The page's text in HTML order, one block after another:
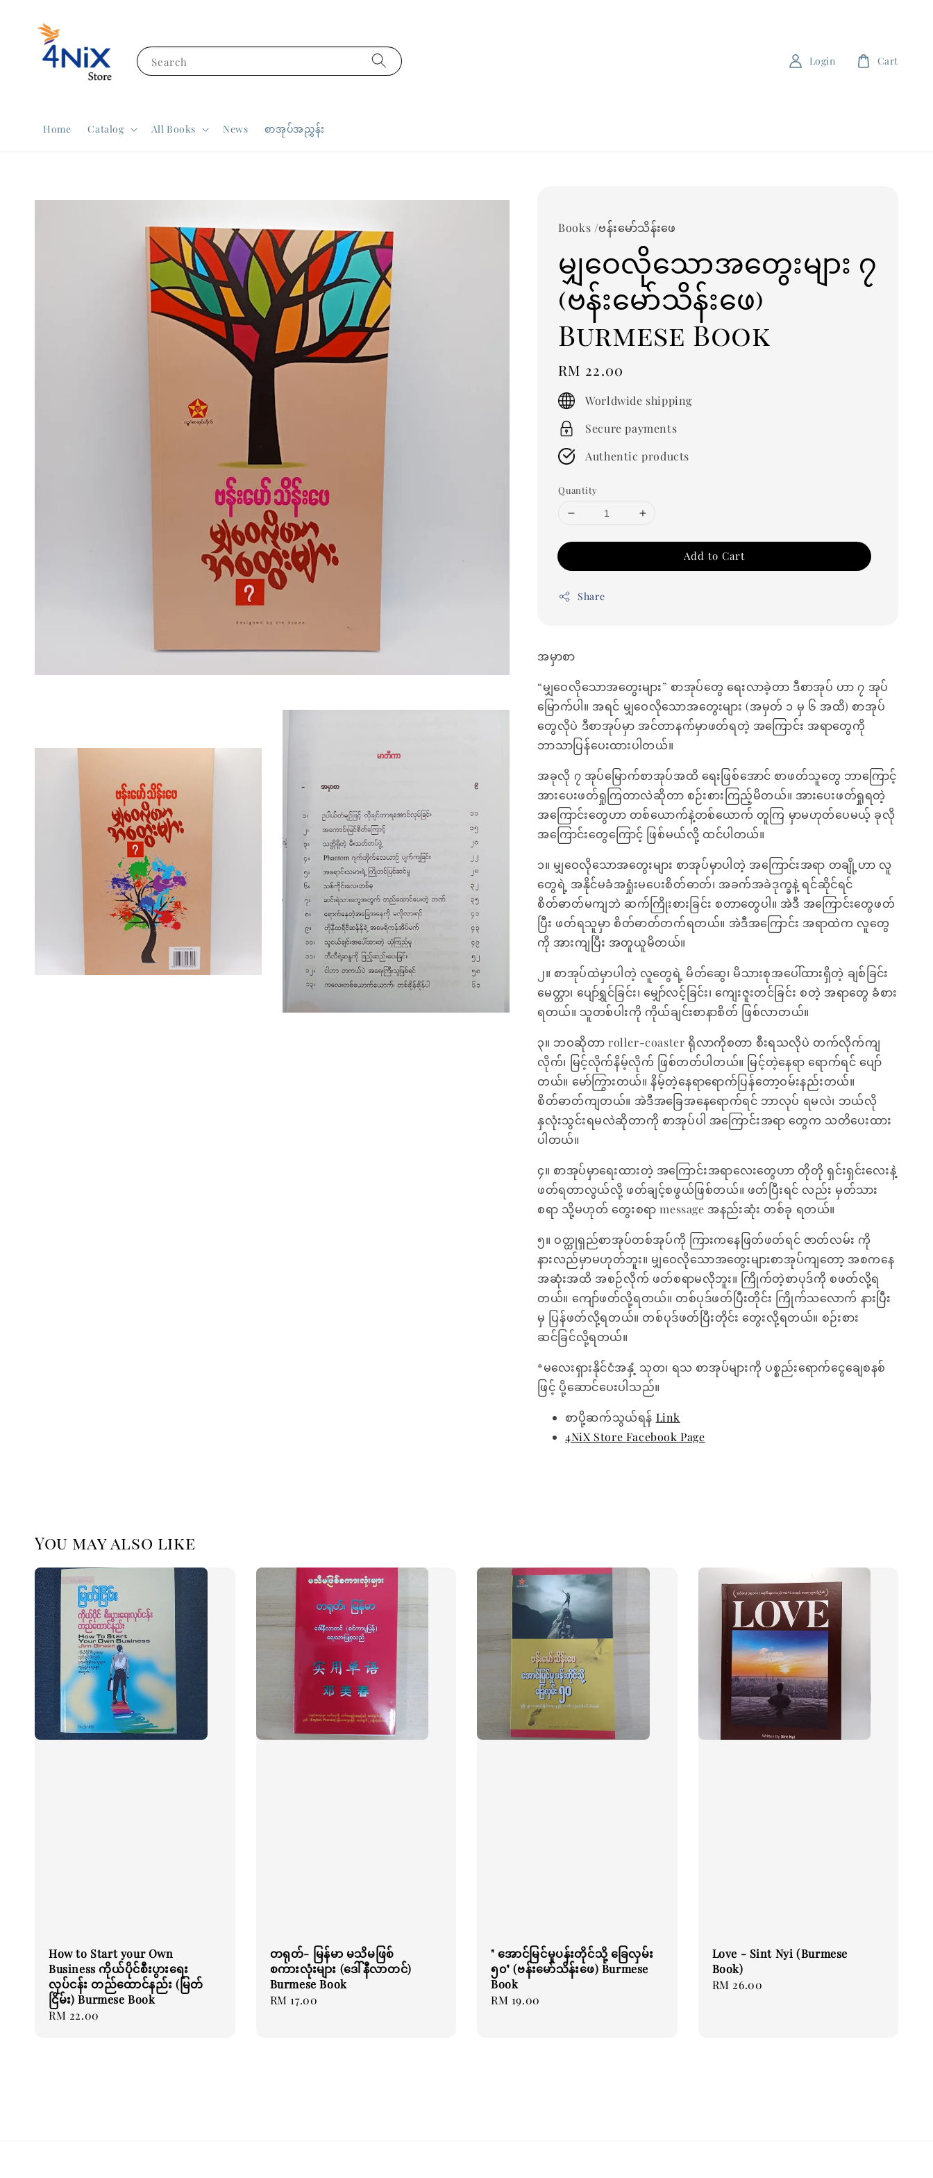
Search
Home Catalog All Books News စာအုပ်အညွှန်း
Login Cart
Books /ဗန်းမော်သိန်းဖေ
မျှဝေလိုသောအတွေးများ ၇
(ဗန်းမော်သိန်းဖေ)
Burmese Book
Regular
price
RM 22.00
Worldwide shipping
Secure payments
Authentic products
Quantity
Add to Cart
Share
အမှာစာ
“မျှဝေလိုသောအတွေးများ” စာအုပ်တွေ ရေးလာခဲ့တာ ဒီစာအုပ် ဟာ ၇ အုပ်
မြောက်ပါ။ အရင် မျှဝေလိုသောအတွေးများ (အမှတ် ၁ မှ ၆ အထိ) စာအုပ်
တွေလိုပဲ ဒီစာအုပ်မှာ အင်တာနက်မှာဖတ်ရတဲ့ အကြောင်း အရာတွေကို
ဘာသာပြန်ပေးထားပါတယ်။
အခုလို ၇ အုပ်မြောက်စာအုပ်အထိ ရေးဖြစ်အောင် စာဖတ်သူတွေ ဘာကြောင့်
အားပေးဖတ်ရှုကြတာလဲဆိုတာ စဉ်းစားကြည့်မိတယ်။ အားပေးဖတ်ရှုရတဲ့
အကြောင်းတွေဟာ တစ်ယောက်နဲ့တစ်ယောက် တူကြ မှာမဟုတ်ပေမယ့် ခုလို
အကြောင်းတွေကြောင့် ဖြစ်မယ်လို့ ထင်ပါတယ်။
၁။ မျှဝေလိုသောအတွေးများ စာအုပ်မှာပါတဲ့ အကြောင်းအရာ တချို့ဟာ လူ
တွေရဲ့ အနိုင်မခံအရှုံးမပေးစိတ်ဓာတ်၊ အခက်အခဲဒုက္ခနဲ့ ရင်ဆိုင်ရင်
စိတ်ဓာတ်မကျဘဲ ဆက်ကြိုးစားခြင်း စတာတွေပါ။ အဲဒီ အကြောင်းတွေဖတ်
ပြီး ဖတ်ရသူမှာ စိတ်ဓာတ်တက်ရတယ်။ အဲဒီအကြောင်း အရာထဲက လူတွေ
ကို အားကျပြီး အတူယူမိတယ်။
၂။ စာအုပ်ထဲမှာပါတဲ့ လူတွေရဲ့ မိတ်ဆွေ၊ မိသားစုအပေါ်ထားရှိတဲ့ ချစ်ခြင်း
မေတ္တာ၊ ပျော်ရွှင်ခြင်း၊ မျှော်လင့်ခြင်း၊ ကျေးဇူးတင်ခြင်း စတဲ့ အရာတွေ ခံစား
ရတယ်။ သူတစ်ပါးကို ကိုယ်ချင်းစာနာစိတ် ဖြစ်လာတယ်။
၃။ ဘဝဆိုတာ roller-coaster ရိုလာကိုစတာ စီးရသလိုပဲ တက်လိုက်ကျ
လိုက်၊ မြင့်လိုက်နိမ့်လိုက် ဖြစ်တတ်ပါတယ်။ မြင့်တဲ့နေရာ ရောက်ရင် ပျော်
တယ်။ မော်ကြွားတယ်။ နိမ့်တဲ့နေရာရောက်ပြန်တော့ဝမ်းနည်းတယ်။
စိတ်ဓာတ်ကျတယ်။ အဲဒီအခြေအနေရောက်ရင် ဘာလုပ် ရမလဲ၊ ဘယ်လို
နှလုံးသွင်းရမလဲဆိုတာကို စာအုပ်ပါ အကြောင်းအရာ တွေက သတိပေးထား
ပါတယ်။
၄။ စာအုပ်မှာရေးထားတဲ့ အကြောင်းအရာလေးတွေဟာ တိုတို ရှင်းရှင်းလေးနဲ့
ဖတ်ရတာလွယ်လို့ ဖတ်ချင့်စဖွယ်ဖြစ်တယ်။ ဖတ်ပြီးရင် လည်း မှတ်သား
စရာ သို့မဟုတ် တွေးစရာ message အနည်းဆုံး တစ်ခု ရတယ်။
၅။ ဝတ္ထုရှည်စာအုပ်တစ်အုပ်ကို ကြားကနေဖြတ်ဖတ်ရင် ဇာတ်လမ်း ကို
နားလည်မှာမဟုတ်ဘူး။ မျှဝေလိုသောအတွေးများစာအုပ်ကျတော့ အစကနေ
အဆုံးအထိ အစဉ်လိုက် ဖတ်စရာမလိုဘူး။ ကြိုက်တဲ့စာပုဒ်ကို စဖတ်လို့ရ
တယ်။ ကျော်ဖတ်လို့ရတယ်။ တစ်ပုဒ်ဖတ်ပြီးတိုင်း ကြိုက်သလောက် နားပြီး
မှ ပြန်ဖတ်လို့ရတယ်။ တစ်ပုဒ်ဖတ်ပြီးတိုင်း တွေးလို့ရတယ်။ စဉ်းစား
ဆင်ခြင်လို့ရတယ်။
*မလေးရှားနိုင်ငံအနှံ့ သုတ၊ ရသ စာအုပ်များကို ပစ္စည်းရောက်ငွေချေစနစ်
ဖြင့် ပို့ဆောင်ပေးပါသည်။
စာပို့ဆက်သွယ်ရန် Link
4NiX Store Facebook Page
You may also like
How to Start your Own
Business ကိုယ်ပိုင်စီးပွားရေး
လုပ်ငန်း တည်ထောင်နည်း (မြတ်
ငြိမ်း) Burmese Book
Regular
RM 22.00
တရုတ်- မြန်မာ မသိမဖြစ်
စကားလုံးများ (ဒေါ်နီလာတင်)
Burmese Book
Regular
RM 17.00
" အောင်မြင်မှုပန်းတိုင်သို့ ခြေလှမ်း
၅၀" (ဗန်းမော်သိန်းဖေ) Burmese
Book
Regular
RM 19.00
Love - Sint Nyi (Burmese
Book)
Regular
RM 26.00